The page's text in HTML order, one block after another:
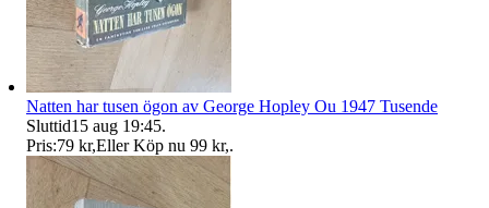
Natten har tusen ögon av George Hopley Ou 1947 Tusende
Sluttid15 aug 19:45.
Pris:79 kr,Eller Köp nu 99 kr,.